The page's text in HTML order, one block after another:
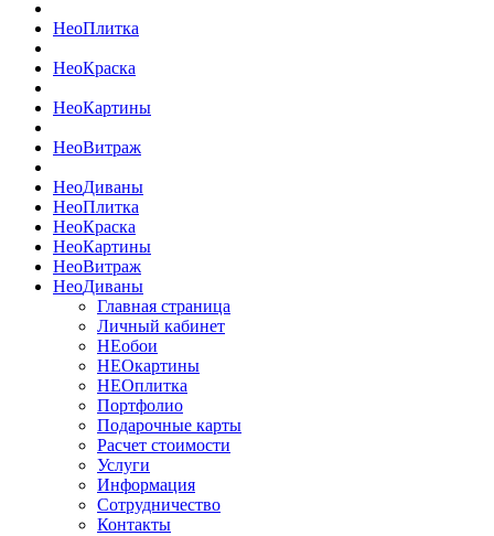
НеоПлитка
НеоКраска
НеоКартины
НеоВитраж
НеоДиваны
НеоПлитка
НеоКраска
НеоКартины
НеоВитраж
НеоДиваны
Главная страница
Личный кабинет
НЕобои
НЕОкартины
НЕОплитка
Портфолио
Подарочные карты
Расчет стоимости
Услуги
Информация
Сотрудничество
Контакты